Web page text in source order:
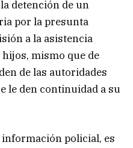
detención de un
por la presunta
a la asistencia
mismo que de
de las autoridades
le den continuidad a su
policial, es